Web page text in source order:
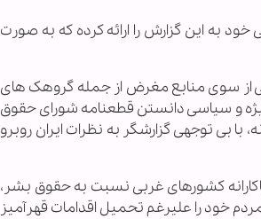
به این گزارش را ارائه کرده که به صورت
از سوی منابع مغرض از جمله گروهک های
و سیاسی دانستن قطعنامه شورای حقوق
با بی توجهی گزارشگر به نظرات ایران روبرو
کشورهای غربی نسبت به حقوق بشر،
خود را علیرغم تحمیل اقدامات قهرآمیز